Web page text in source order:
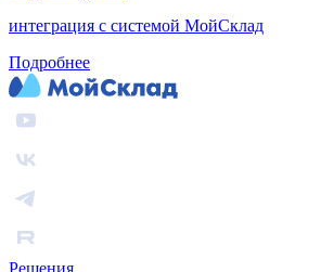
интеграция с системой МойСклад
Подробнее